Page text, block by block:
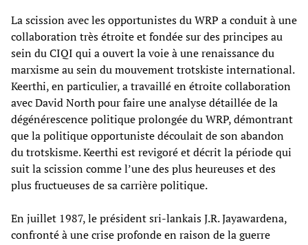
La scission avec les opportunistes du WRP a conduit à une
collaboration très étroite et fondée sur des principes au
sein du CIQI qui a ouvert la voie à une renaissance du
marxisme au sein du mouvement trotskiste international.
Keerthi, en particulier, a travaillé en étroite collaboration
avec David North pour faire une analyse détaillée de la
dégénérescence politique prolongée du WRP, démontrant
que la politique opportuniste découlait de son abandon
du trotskisme. Keerthi est revigoré et décrit la période qui
suit la scission comme l’une des plus heureuses et des
plus fructueuses de sa carrière politique.
En juillet 1987, le président sri-lankais J.R. Jayawardena,
confronté à une crise profonde en raison de la guerre